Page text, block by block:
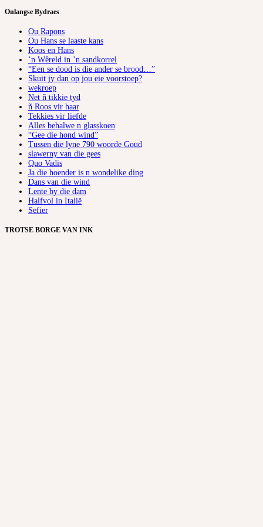
Onlangse Bydraes
Ou Rapons
Ou Hans se laaste kans
Koos en Hans
’n Wêreld in ’n sandkorrel
“Een se dood is die ander se brood…”
Skuit jy dan op jou eie voorstoep?
wekroep
Net ñ tikkie tyd
ñ Roos vir haar
Tekkies vir liefde
Alles behalwe n glasskoen
“Gee die hond wind”
Tussen die lyne 790 woorde Goud
slawerny van die gees
Quo Vadis
Ja die hoender is n wondelike ding
Dans van die wind
Lente by die dam
Halfvol in Italië
Sefier
TROTSE BORGE VAN INK